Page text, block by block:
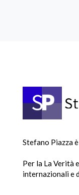
Stefano Piazza
Per la La Verità
internazionali e